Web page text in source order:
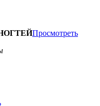
Просмотреть